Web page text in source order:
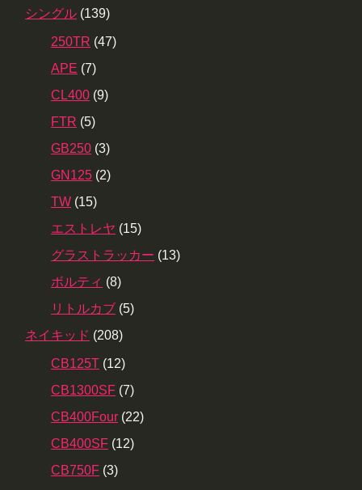
シングル (139)
250TR (47)
APE (7)
CL400 (9)
FTR (5)
GB250 (3)
GN125 (2)
TW (15)
エストレヤ (15)
グラストラッカー (13)
ボルティ (8)
リトルカブ (5)
ネイキッド (208)
CB125T (12)
CB1300SF (7)
CB400Four (22)
CB400SF (12)
CB750F (3)